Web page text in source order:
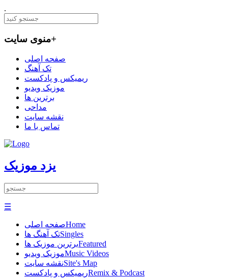
.
منوی سایت+
صفحه اصلی
تک آهنگ
ریمیکس و پادکست
موزیک ویدیو
برترین ها
مداحی
نقشه سایت
تماس با ما
یزد موزیک
☰
صفحه اصلیHome
تک آهنگ هاSingles
برترین موزیک هاFeatured
موزیک ویدیوMusic Videos
نقشه سایتSite's Map
ریمیکس و پادکستRemix & Podcast